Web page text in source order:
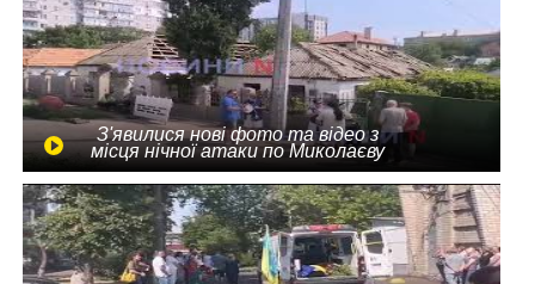
З'явилися нові фото та відео з
місця нічної атаки по Миколаєву